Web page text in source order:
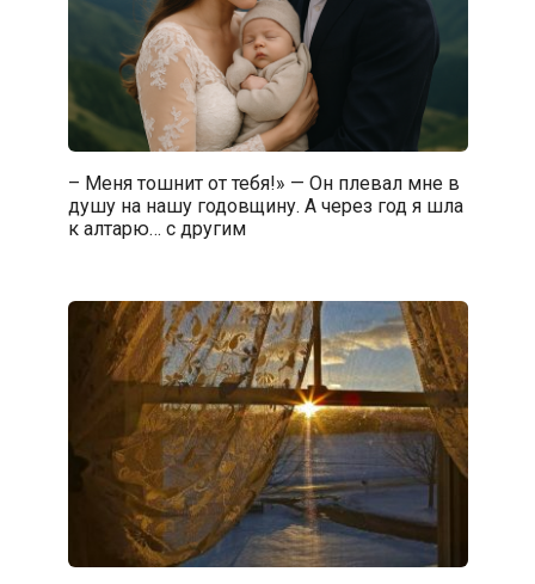
– Меня тошнит от тебя!» — Он плевал мне в
душу на нашу годовщину. А через год я шла
к алтарю… с другим